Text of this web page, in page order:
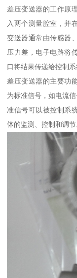
差压变送器的工作原
入两个测量腔室，并
变送器通常由传感器
压力差，电子电路将
口将结果传递给控制系
差压变送器的主要功
为标准信号，如电流
准信号可以被控制系
体的监测、控制和调节